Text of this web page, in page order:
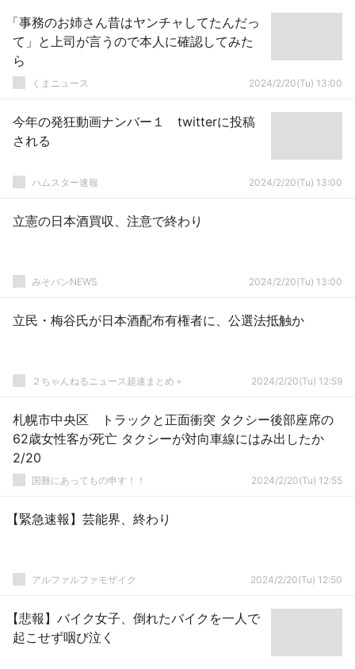
「事務のお姉さん昔はヤンチャしてたんだっ
て」と上司が言うので本人に確認してみた
ら
くまニュース 2024/2/20(Tu) 13:00
今年の発狂動画ナンバー１ twitterに投稿
される
ハムスター速報 2024/2/20(Tu) 13:00
立憲の日本酒買収、注意で終わり
みそパンNEWS 2024/2/20(Tu) 13:00
立民・梅谷氏が日本酒配布有権者に、公選法抵触か
２ちゃんねるニュース超速まとめ＋ 2024/2/20(Tu) 12:59
札幌市中央区 トラックと正面衝突 タクシー後部座席の
62歳女性客が死亡 タクシーが対向車線にはみ出したか
2/20
国難にあってもの申す！！ 2024/2/20(Tu) 12:55
【緊急速報】芸能界、終わり
アルファルファモザイク 2024/2/20(Tu) 12:50
【悲報】バイク女子、倒れたバイクを一人で
起こせず咽び泣く